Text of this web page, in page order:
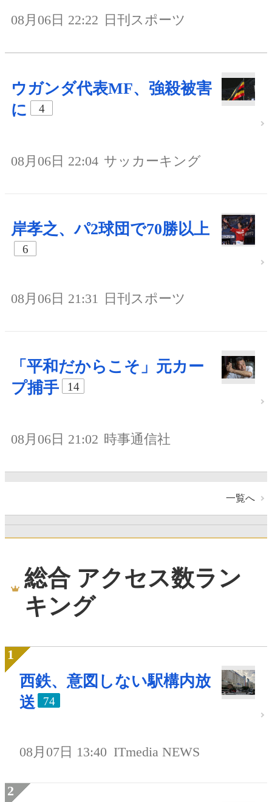
08月06日 22:22 日刊スポーツ
ウガンダ代表MF、強殺被害
に
4
08月06日 22:04 サッカーキング
岸孝之、パ2球団で70勝以上
6
08月06日 21:31 日刊スポーツ
「平和だからこそ」元カー
プ捕手
14
08月06日 21:02 時事通信社
一覧へ
総合 アクセス数ラン
キング
西鉄、意図しない駅構内放
送
74
08月07日 13:40 ITmedia NEWS